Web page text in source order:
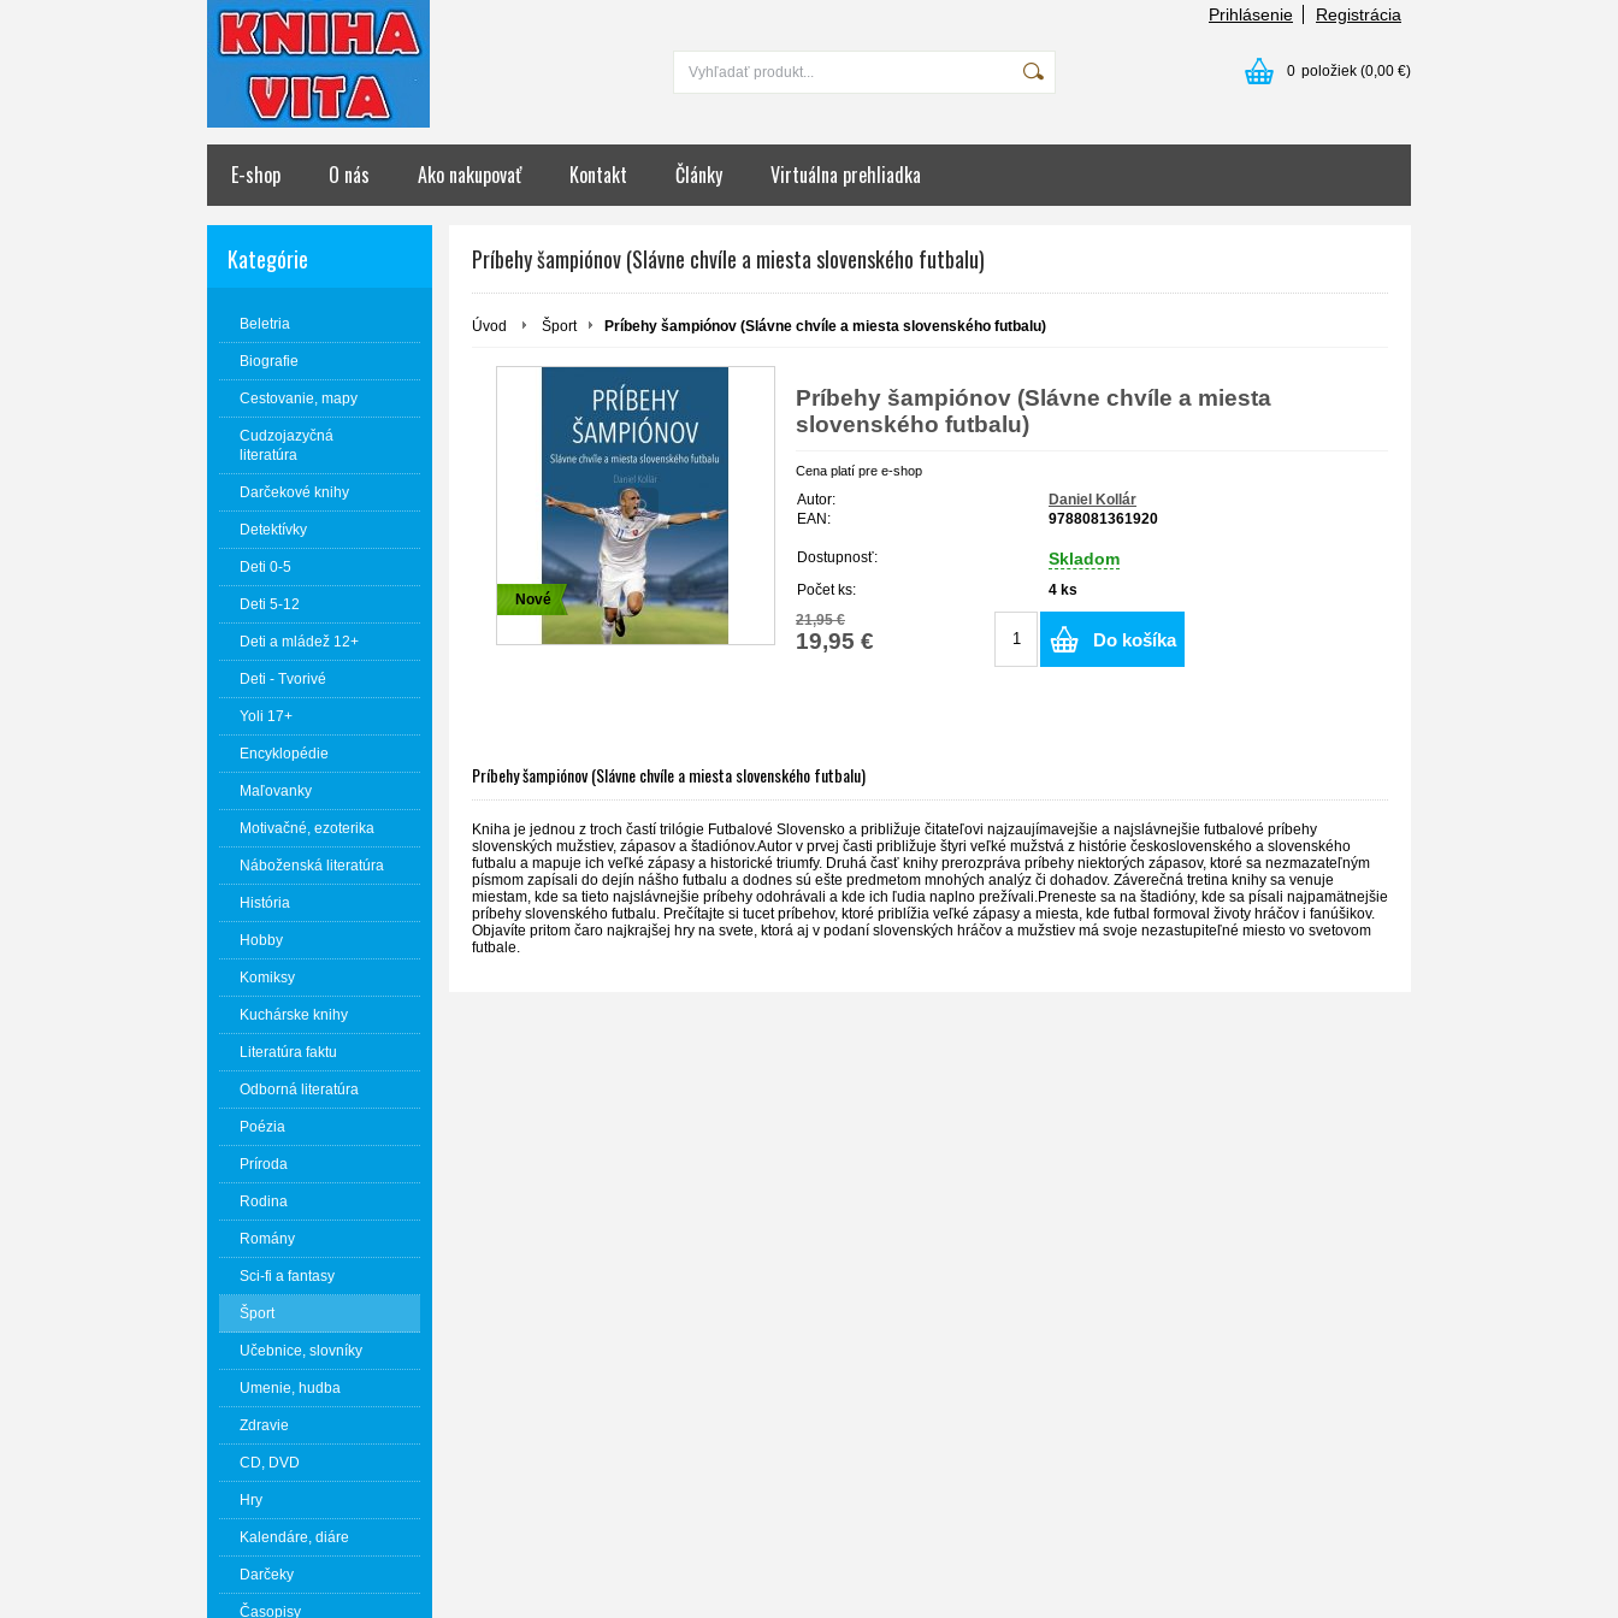
Prihlásenie Registrácia
0 položiek (0,00 €)
E-shop O nás Ako nakupovať Kontakt Články Virtuálna prehliadka
Kategórie
Beletria
Biografie
Cestovanie, mapy
Cudzojazyčná
literatúra
Darčekové knihy
Detektívky
Deti 0-5
Deti 5-12
Deti a mládež 12+
Deti - Tvorivé
Yoli 17+
Encyklopédie
Maľovanky
Motivačné, ezoterika
Náboženská literatúra
História
Hobby
Komiksy
Kuchárske knihy
Literatúra faktu
Odborná literatúra
Poézia
Príroda
Rodina
Romány
Sci-fi a fantasy
Šport
Učebnice, slovníky
Umenie, hudba
Zdravie
CD, DVD
Hry
Kalendáre, diáre
Darčeky
Časopisy
Príbehy šampiónov (Slávne chvíle a miesta slovenského futbalu)
Úvod Šport Príbehy šampiónov (Slávne chvíle a miesta slovenského futbalu)
Nové
Príbehy šampiónov (Slávne chvíle a miesta
slovenského futbalu)
Cena platí pre e-shop
Autor:
Daniel Kollár
EAN:
9788081361920
Dostupnosť: Skladom
Počet ks: 4 ks
21,95 €
19,95 € Do košíka
Príbehy šampiónov (Slávne chvíle a miesta slovenského futbalu)
Kniha je jednou z troch častí trilógie Futbalové Slovensko a približuje čitateľovi najzaujímavejšie a najslávnejšie futbalové príbehy
slovenských mužstiev, zápasov a štadiónov.Autor v prvej časti približuje štyri veľké mužstvá z histórie československého a slovenského
futbalu a mapuje ich veľké zápasy a historické triumfy. Druhá časť knihy prerozpráva príbehy niektorých zápasov, ktoré sa nezmazateľným
písmom zapísali do dejín nášho futbalu a dodnes sú ešte predmetom mnohých analýz či dohadov. Záverečná tretina knihy sa venuje
miestam, kde sa tieto najslávnejšie príbehy odohrávali a kde ich ľudia naplno prežívali.Preneste sa na štadióny, kde sa písali najpamätnejšie
príbehy slovenského futbalu. Prečítajte si tucet príbehov, ktoré priblížia veľké zápasy a miesta, kde futbal formoval životy hráčov i fanúšikov.
Objavíte pritom čaro najkrajšej hry na svete, ktorá aj v podaní slovenských hráčov a mužstiev má svoje nezastupiteľné miesto vo svetovom
futbale.